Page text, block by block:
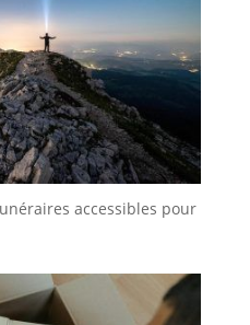
accessibles pour